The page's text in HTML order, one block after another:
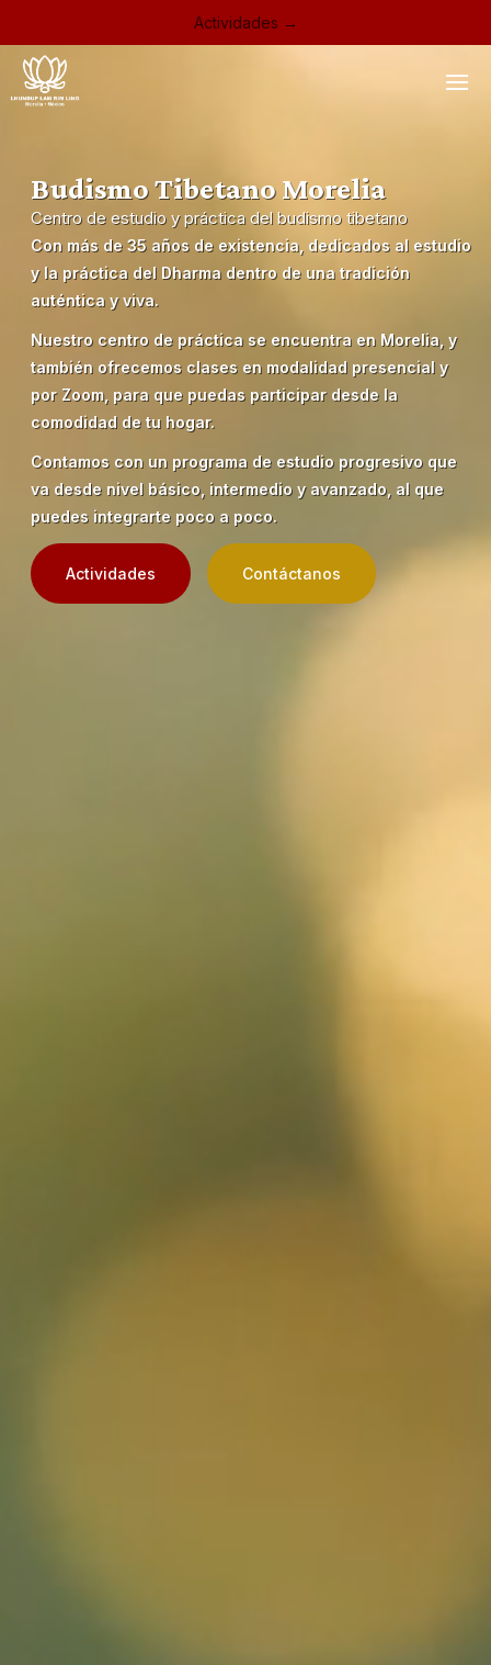
Actividades →
Budismo Tibetano Morelia
Centro de estudio y práctica del budismo tibetano
Con más de 35 años de existencia, dedicados al estudio
y la práctica del Dharma dentro de una tradición
auténtica y viva.
Nuestro centro de práctica se encuentra en Morelia, y
también ofrecemos clases en modalidad presencial y
por Zoom, para que puedas participar desde la
comodidad de tu hogar.
Contamos con un programa de estudio progresivo que
va desde nivel básico, intermedio y avanzado, al que
puedes integrarte poco a poco.
Actividades Contáctanos